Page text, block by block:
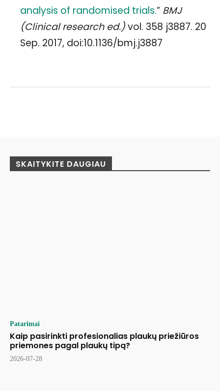
analysis of randomised trials.” BMJ
(Clinical research ed.)vol. 358 j3887. 20
Sep. 2017, doi:10.1136/bmj.j3887
SKAITYKITE DAUGIAU
Patarimai
Kaip pasirinkti profesionalias plaukų priežiūros
priemones pagal plaukų tipą?
2026-07-28